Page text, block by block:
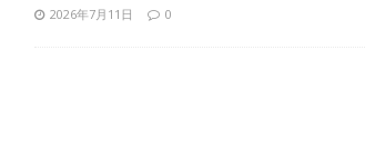
2026年7月11日 0